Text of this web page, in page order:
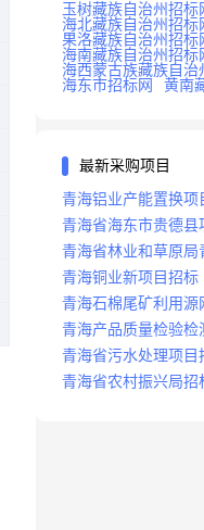
玉树藏族自治州招标
海北藏族自治州招标
果洛藏族自治州招标
海南藏族自治州招标
海西蒙古族藏族自治
海东市招标网
黄南
最新采购项目
青海铝业产能置换项
青海省海东市贵德县
青海省林业和草原局
频监控项目招标公告
青海铜业新项目招标
青海石棉尾矿利用
青海产品质量检验检
青海省污水处理项目
青海省农村振兴局招